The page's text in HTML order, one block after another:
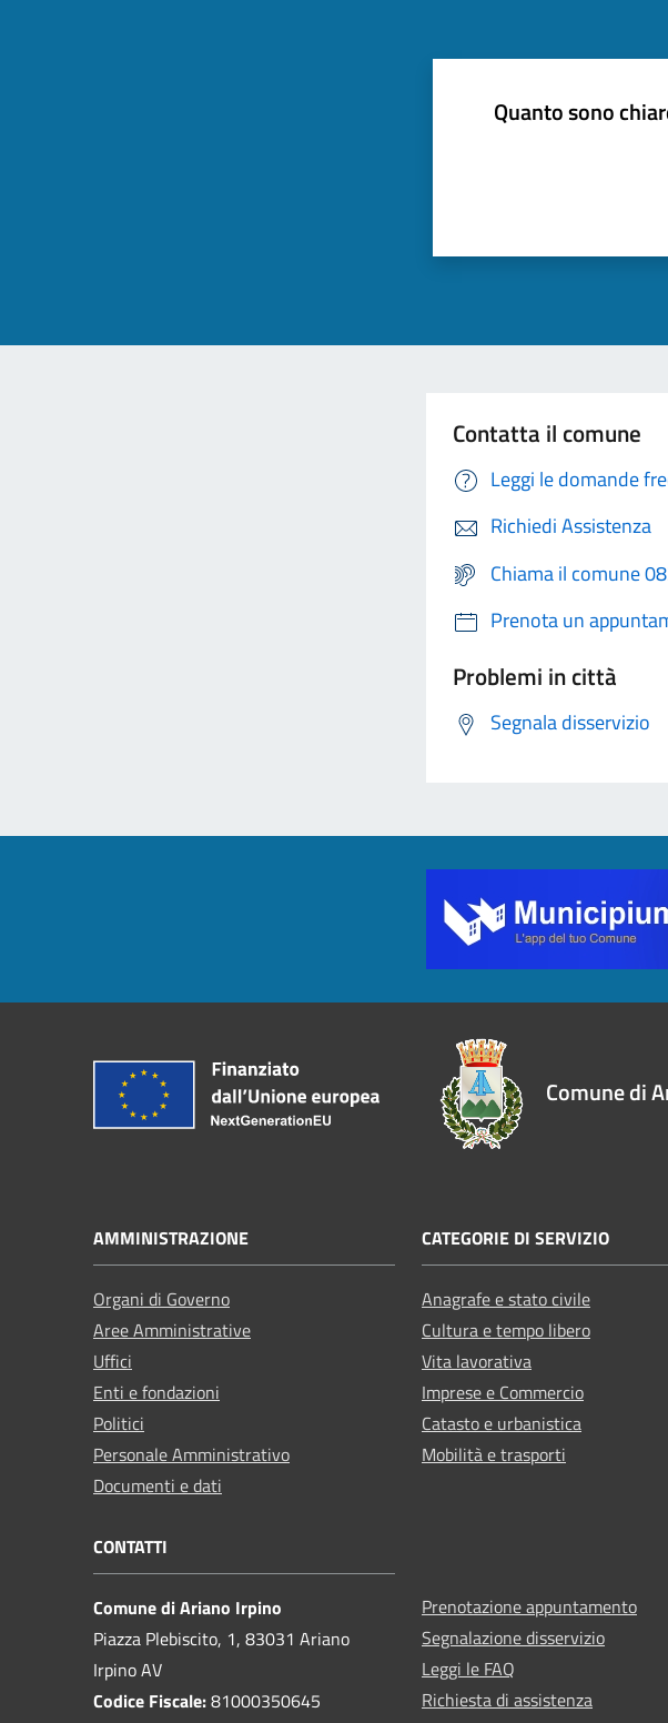
Quanto sono
Contatta il comune
Leggi le domande
Richiedi Assistenza
Chiama il comune
Prenota un
Problemi in città
Segnala disservizio
Comune di
AMMINISTRAZIONE
Organi di Governo
Aree Amministrative
Uffici
Enti e fondazioni
Politici
Personale Amministrativo
Documenti e dati
CATEGORIE DI SERVIZIO
Anagrafe e stato civile
Cultura e tempo libero
Vita lavorativa
Imprese e Commercio
Catasto e urbanistica
Mobilità e trasporti
CONTATTI
Comune di Ariano Irpino
Piazza Plebiscito, 1, 83031 Ariano
Irpino AV
Codice Fiscale:81000350645
Prenotazione appuntamento
Segnalazione disservizio
Leggi le FAQ
Richiesta di assistenza